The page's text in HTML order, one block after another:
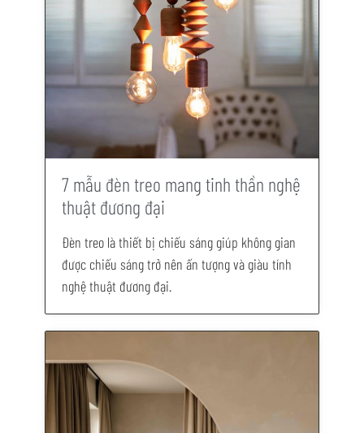
7 mẫu đèn treo mang tinh thần nghệ
thuật đương đại
Đèn treo là thiết bị chiếu sáng giúp không gian
được chiếu sáng trở nên ấn tượng và giàu tính
nghệ thuật đương đại.